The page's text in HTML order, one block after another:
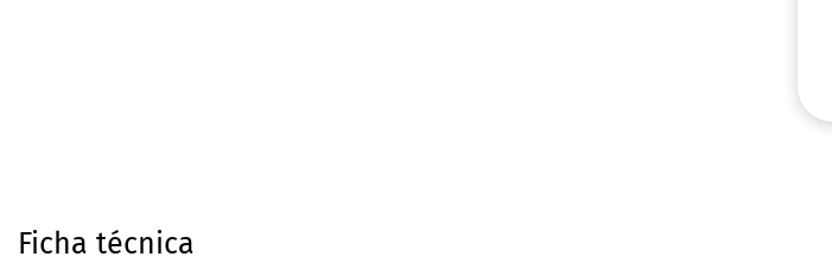
Ficha técnica